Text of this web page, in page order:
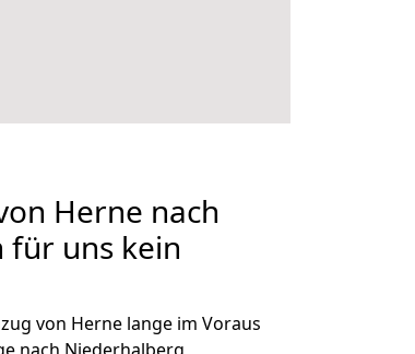
Herne nach
für uns kein
von Herne lange im Voraus